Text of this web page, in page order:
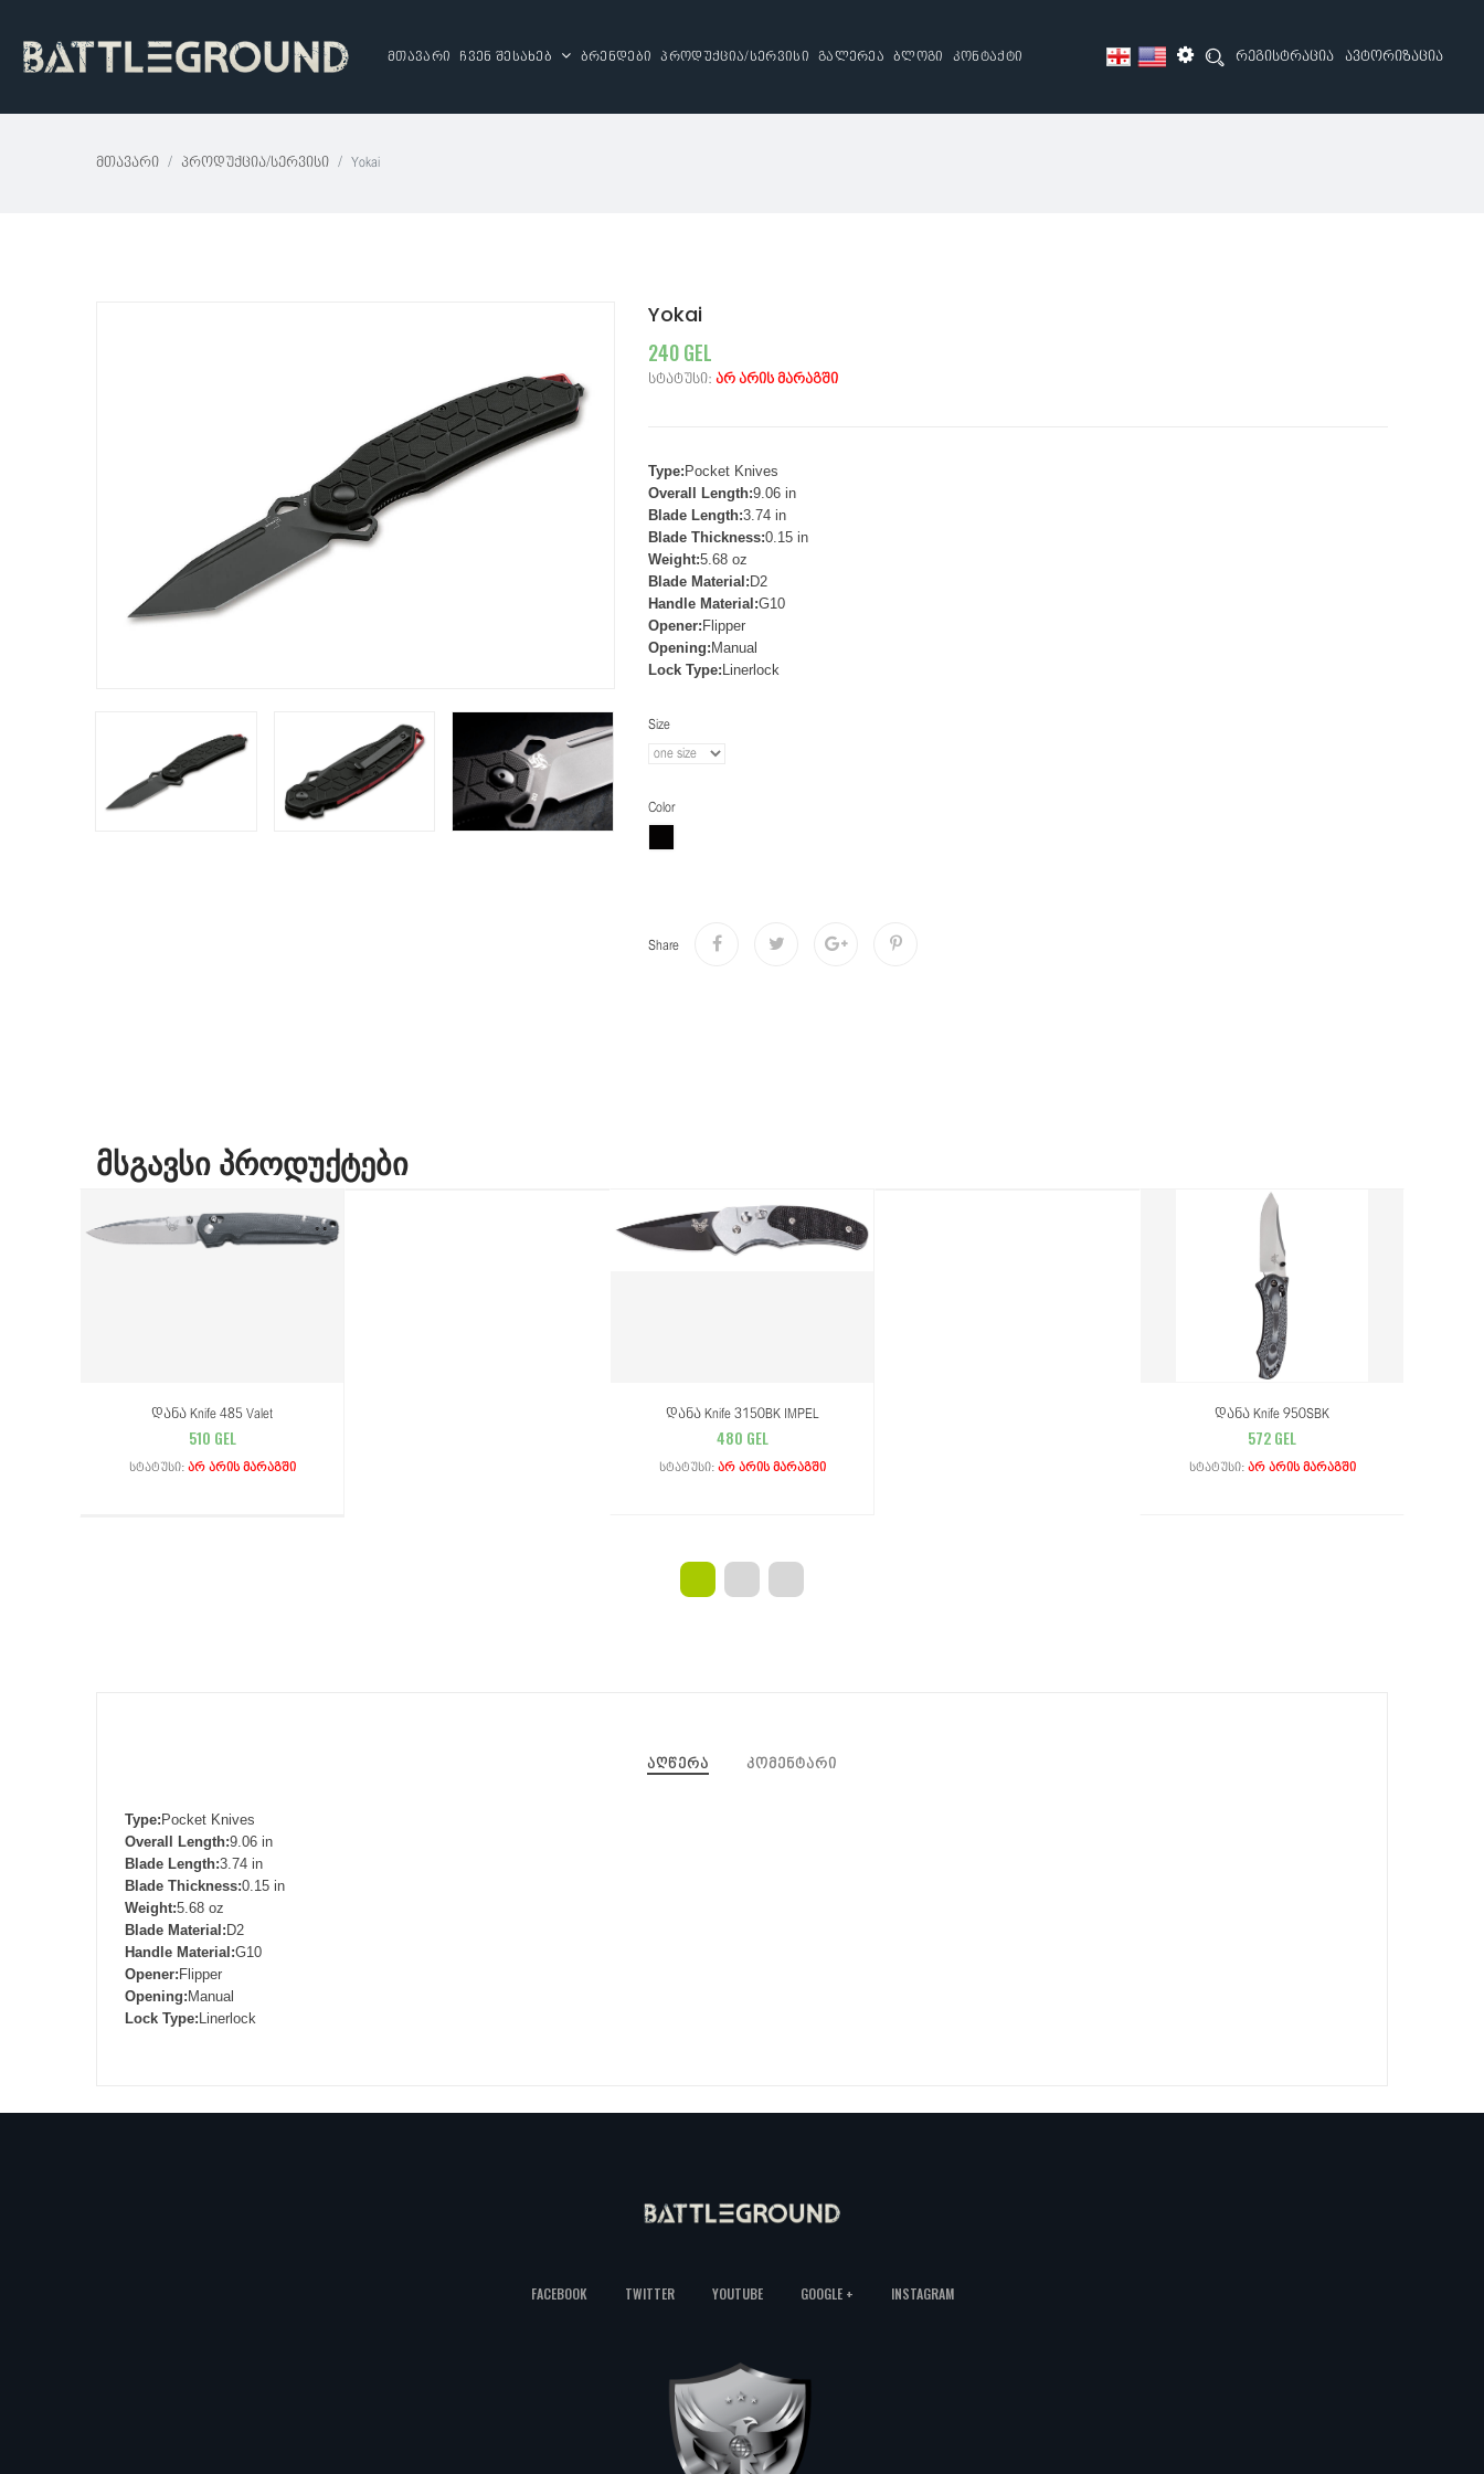
მთავარი ჩვენ შესახებ ბრენდები პროდუქცია/სერვისი გალერეა ბლოგი კონტაქტი რეგისტრაცია ავტორიზაცია
Მთავარი Პროდუქცია/სერვისი Yokai
Yokai
240 GEL
სტატუსი: არ არის მარაგში
Type: Pocket Knives
Overall Length:9.06 in
Blade Length:3.74 in
Blade Thickness:0.15 in
Weight:5.68 oz
Blade Material: D2
Handle Material:G10
Opener: Flipper
Opening: Manual
Lock Type: Linerlock
Size
Color
Share
ᲛᲡᲒᲐᲕᲡᲘ ᲞᲠᲝᲓᲣᲥᲢᲔᲑᲘ
Დანა Knife 485 Valet
510 GEL
Სტატუსი: Არ Არის Მარაგში
Დანა Knife 3150BK IMPEL
480 GEL
Სტატუსი: Არ Არის Მარაგში
Დანა Knife 950SBK
572 GEL
Სტატუსი: Არ Არის Მარაგში
აღწერა კომენტარი
Type: Pocket Knives
Overall Length:9.06 in
Blade Length:3.74 in
Blade Thickness:0.15 in
Weight:5.68 oz
Blade Material: D2
Handle Material:G10
Opener: Flipper
Opening: Manual
Lock Type: Linerlock
FACEBOOK TWITTER YOUTUBE GOOGLE + INSTAGRAM